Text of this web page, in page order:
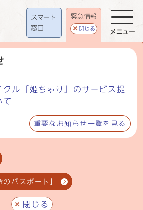
スマート
窓口
緊急情報
閉じる
クル「姫ちゃり」のサービス提
て
重要なお知らせ一覧を見る
パスポート」
閉じる
メニュー